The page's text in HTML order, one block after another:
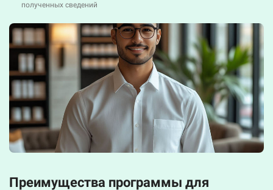
полученных сведений
Преимущества программы для